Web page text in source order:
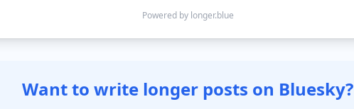
Powered by longer.blue
Want to write longer posts on Bluesky?